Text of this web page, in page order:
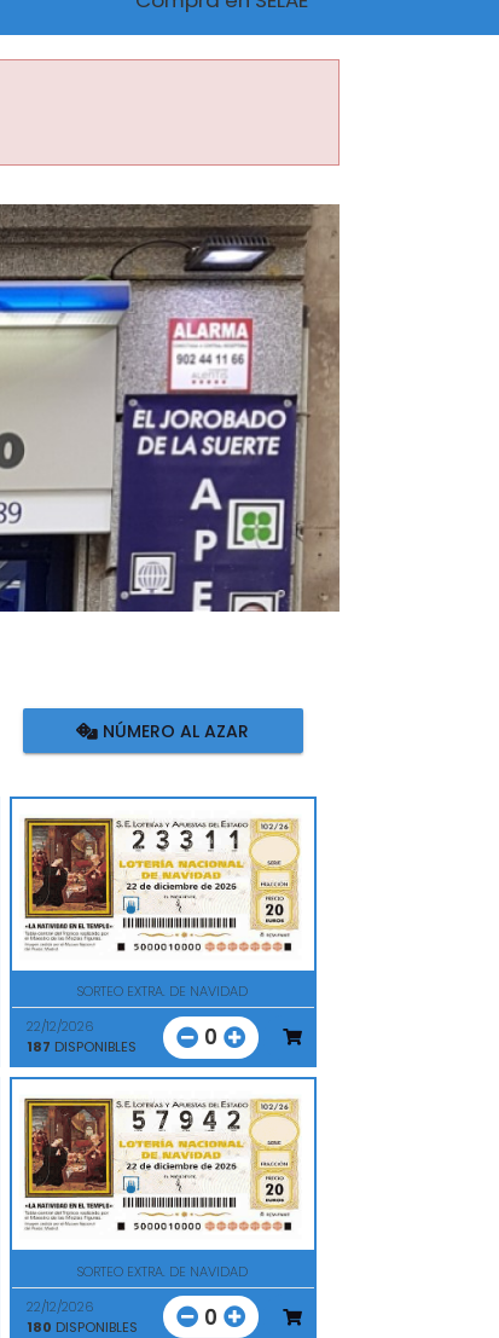
NÚMERO AL AZAR
SORTEO EXTRA. DE NAVIDAD
22/12/2026
187 DISPONIBLES 0
SORTEO EXTRA. DE NAVIDAD
22/12/2026
180 DISPONIBLES 0